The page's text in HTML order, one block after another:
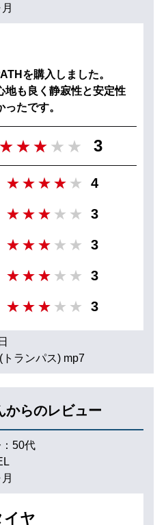
を購入しました。
地も良く静寂性と安定性
たです。
3
4
3
3
3
3
ランパス) mp7
からのレビュー
50代
イヤ